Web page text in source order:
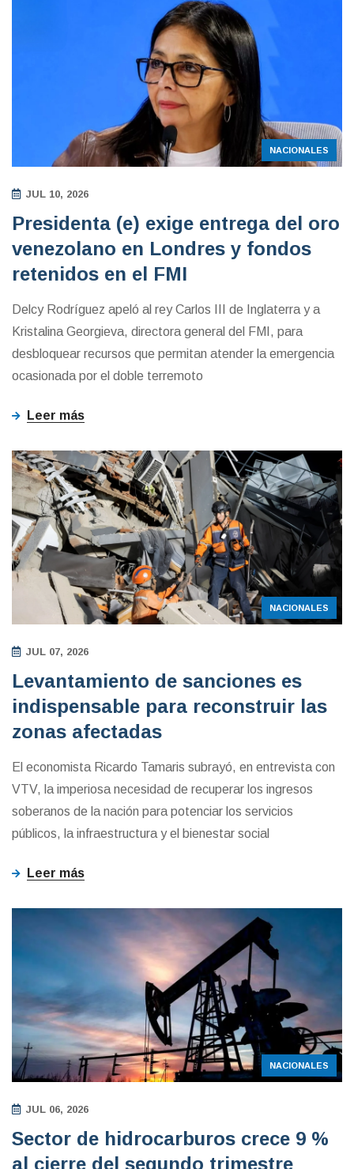
NACIONALES
JUL 10, 2026
Presidenta (e) exige entrega del oro
venezolano en Londres y fondos
retenidos en el FMI
Delcy Rodríguez apeló al rey Carlos III de Inglaterra y a
Kristalina Georgieva, directora general del FMI, para
desbloquear recursos que permitan atender la emergencia
ocasionada por el doble terremoto
Leer más
NACIONALES
JUL 07, 2026
Levantamiento de sanciones es
indispensable para reconstruir las
zonas afectadas
El economista Ricardo Tamaris subrayó, en entrevista con
VTV, la imperiosa necesidad de recuperar los ingresos
soberanos de la nación para potenciar los servicios
públicos, la infraestructura y el bienestar social
Leer más
NACIONALES
JUL 06, 2026
Sector de hidrocarburos crece 9 %
al cierre del segundo trimestre